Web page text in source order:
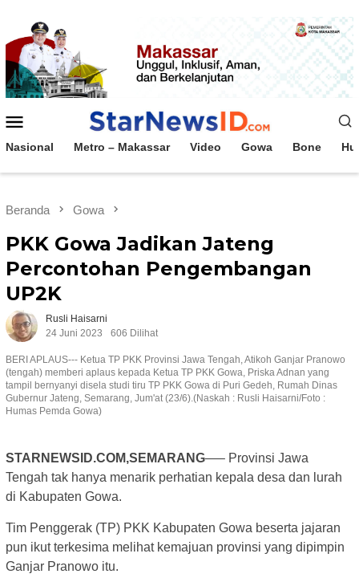
konten
Mobile
Nasional Metro – Makassar Video Gowa Bone
Beranda Gowa
PKK Gowa Jadikan Jateng
Percontohan Pengembangan
UP2K
Rusli Haisarni
24 Juni 2023
606 Dilihat
BERI APLAUS--- Ketua TP PKK Provinsi Jawa Tengah, Atikoh Ganjar Pranowo
(tengah) memberi aplaus kepada Ketua TP PKK Gowa, Priska Adnan yang
tampil bernyanyi disela studi tiru TP PKK Gowa di Puri Gedeh, Rumah Dinas
Gubernur Jateng, Semarang, Jum'at (23/6).(Naskah : Rusli Haisarni/Foto :
Humas Pemda Gowa)
STARNEWSID.COM,SEMARANG—– Provinsi Jawa
Tengah tak hanya menarik perhatian kepala desa dan lurah
di Kabupaten Gowa.
Tim Penggerak (TP) PKK Kabupaten Gowa beserta jajaran
pun ikut terkesima melihat kemajuan provinsi yang dipimpin
Ganjar Pranowo itu.